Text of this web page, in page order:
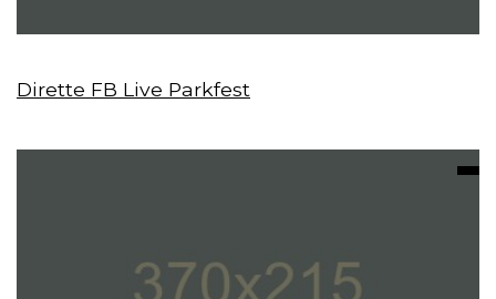
Dirette FB Live Parkfest